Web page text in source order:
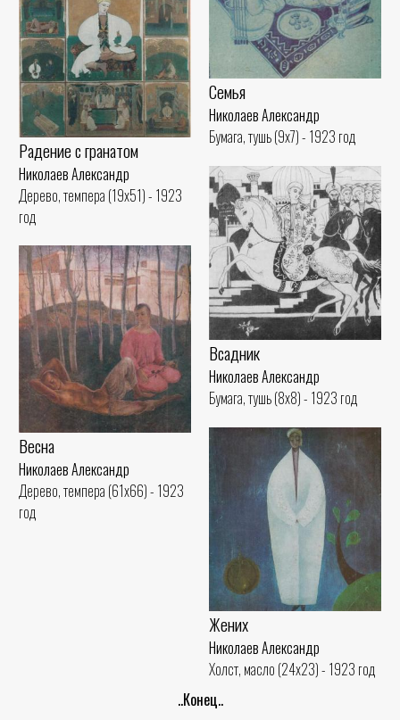
Семья
Николаев Александр
Бумага, тушь (9x7) - 1923 год
Радение с гранатом
Николаев Александр
Дерево, темпера (19x51) - 1923
год
Всадник
Николаев Александр
Бумага, тушь (8x8) - 1923 год
Весна
Николаев Александр
Дерево, темпера (61x66) - 1923
год
Жених
Николаев Александр
Холст, масло (24x23) - 1923 год
..Конец..